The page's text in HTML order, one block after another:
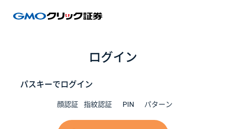
ログイン
パスキーでログイン
顔認証 指紋認証 PIN パターン